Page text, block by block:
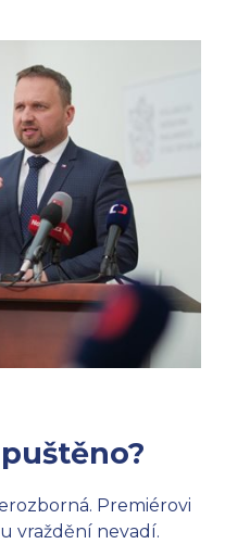
Premiérovi
vraždění nevadí.